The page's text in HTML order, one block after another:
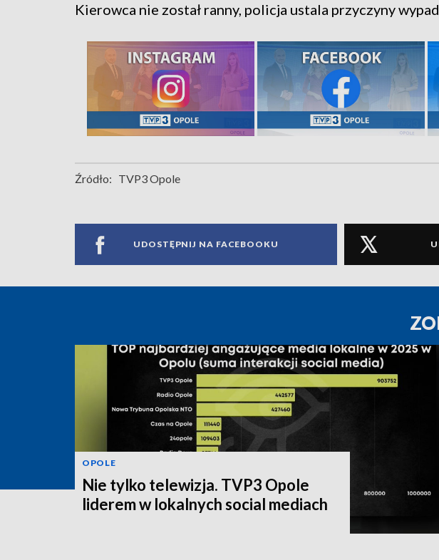
Kierowca nie został ranny, policja ustala przyczyny
Źródło: TVP3 Opole
UDOSTĘPNIJ NA FACEBOOKU
OPOLE
Nie tylko telewizja. TVP3 Opole
liderem w lokalnych social mediach